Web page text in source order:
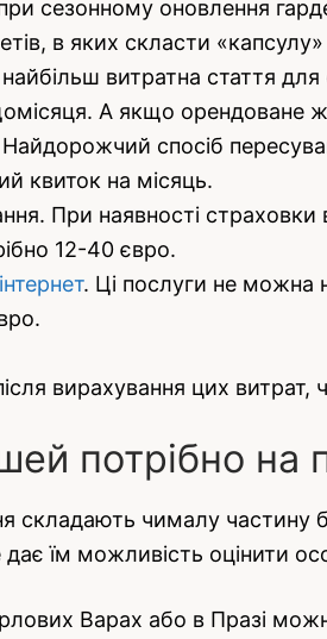
при сезонному оновлення
в яких скласти
витратна стаття
А якщо орендоване
спосіб
квиток на місяць.
При наявності
12-40 євро.
інтернет. Ці послуги не можна
вирахування цих витрат,
потрібно на
складають чималу частину
їм можливість оцінити
Варах або в Празі